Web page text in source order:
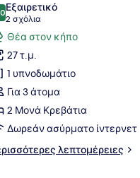
στα 10
Εξαιρετικό
2 σχόλια
(2
σχόλια)
Θέα στον κήπο
27 τ.μ.
1 υπνοδωμάτιο
Για 3 άτομα
2 Μονά Κρεβάτια
Δωρεάν ασύρματο ίντερνετ
λεπτομέρειες